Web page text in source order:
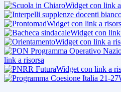
Widget con link
Widget con link a
Widget con link
Widget con link a
link a risorsa
Widget con link a